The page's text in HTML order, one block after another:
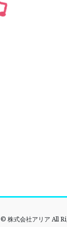
株式会社アリア All